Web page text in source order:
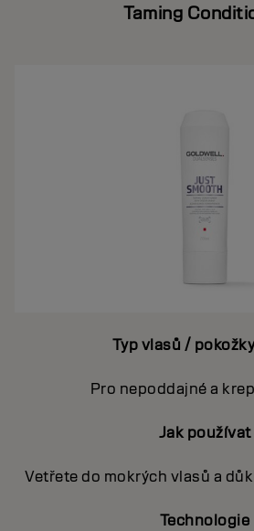
Taming
Typ vlasů /
Pro nepoddajné a
Jak používat
Vetřete do mokrých vlasů a
Technologie